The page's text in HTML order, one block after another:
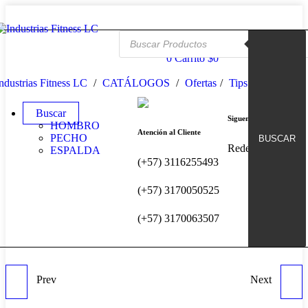
Iniciar sesión / Registrarse
0 Carrito $0
Fitness LC CATÁLOGOS Ofertas Tips y Consejos
Buscar
HOMBRO
PECHO
ESPALDA
Atención al Cliente
(+57) 3116255493
(+57) 3170050525
(+57) 3170063507
Siguenos en
Redes Sociales
Búsqueda de productos
BUSCAR
SMITH PROFESIONAL
Prev JAULA DE POTENCIA
Next